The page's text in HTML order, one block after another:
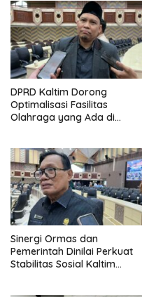
DPRD Kaltim Dorong
Optimalisasi Fasilitas
Olahraga yang Ada di
Sinergi Ormas dan
Pemerintah Dinilai Perkuat
Stabilitas Sosial Kaltim